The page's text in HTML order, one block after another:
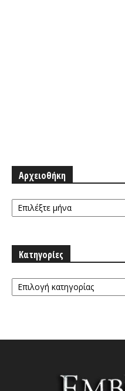
Αρχειοθήκη
Αρχειοθήκη
Κατηγορίες
Κατηγορίες